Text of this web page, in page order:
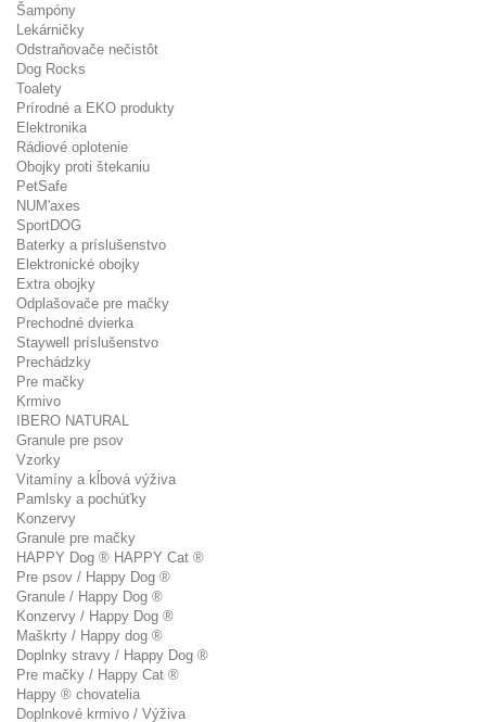
Šampóny
Lekárničky
Odstraňovače nečistôt
Dog Rocks
Toalety
Prírodné a EKO produkty
Elektronika
Rádiové oplotenie
Obojky proti štekaniu
PetSafe
NUM'axes
SportDOG
Baterky a príslušenstvo
Elektronické obojky
Extra obojky
Odplašovače pre mačky
Prechodné dvierka
Staywell príslušenstvo
Prechádzky
Pre mačky
Krmivo
IBERO NATURAL
Granule pre psov
Vzorky
Vitamíny a kĺbová výživa
Pamlsky a pochúťky
Konzervy
Granule pre mačky
HAPPY Dog ® HAPPY Cat ®
Pre psov / Happy Dog ®
Granule / Happy Dog ®
Konzervy / Happy Dog ®
Maškrty / Happy dog ®
Doplnky stravy / Happy Dog ®
Pre mačky / Happy Cat ®
Happy ® chovatelia
Doplnkové krmivo / Výživa